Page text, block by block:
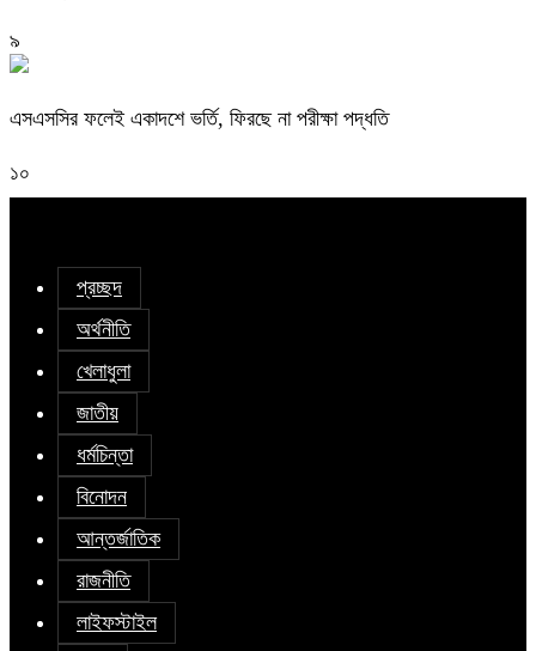
৯
এসএসসির ফলেই একাদশে ভর্তি, ফিরছে না পরীক্ষা পদ্ধতি
১০
প্রচ্ছদ
অর্থনীতি
খেলাধুলা
জাতীয়
ধর্মচিন্তা
বিনোদন
আন্তর্জাতিক
রাজনীতি
লাইফস্টাইল